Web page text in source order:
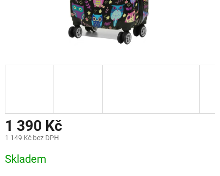
1 390 Kč
1 149 Kč bez DPH
cena:
Skladem